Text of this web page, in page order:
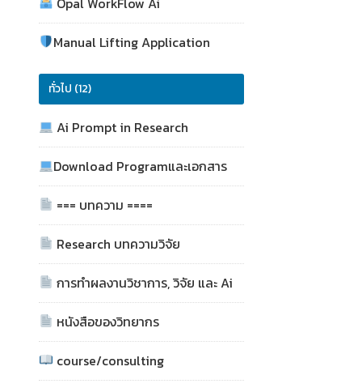
Manual Lifting Application
ทั่วไป (12)
Ai Prompt in Research
Download Programและเอกสาร
=== บทความ ====
Research บทความวิจัย
การทำผลงานวิชาการ, วิจัย และ Ai
หนังสือของวิทยากร
course/consulting